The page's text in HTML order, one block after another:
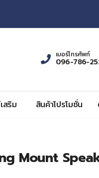
เบอร์โทรศัพท์
096-786-
สริม สินค้าโปรโมชั่น
Mount